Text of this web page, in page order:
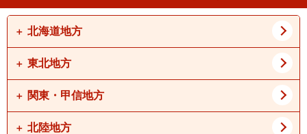
北海道地方
道北
道央
東北地方
青森県
宮城県
関東・甲信地方
東京都北陸地方